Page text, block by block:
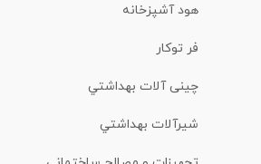
هود آشپزخانه
فر توکار
چینی آلات بهداشتي
شیرآلات بهداشتي